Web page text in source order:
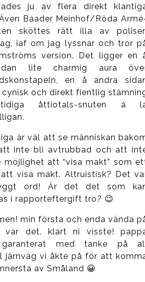
ju av flera direkt
Baader Meinhof/Röda
sköttes rätt illa av
iaf om jag lyssnar och tror
version. Det ligger en
lite charmig aura
en å andra
och direkt fientlig
åttiotals-snuten á
är väl att se människan
inte bli avtrubbad och att
möjlighet att “visa makt” som
visa makt. Altruistisk? Det
ord! Är det det som
i rapporteftergift tro? 😉
min första och enda vända
var det. klart ni visste!
med tanke på
järnväg vi åkte på för att
av Småland 😀